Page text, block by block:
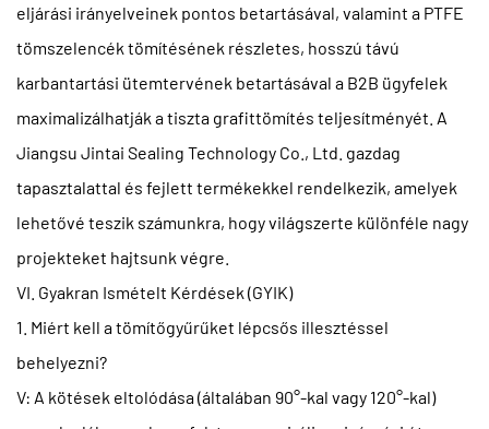
eljárási irányelveinek pontos betartásával, valamint a PTFE
tömszelencék tömítésének részletes, hosszú távú
karbantartási ütemtervének betartásával a B2B ügyfelek
maximalizálhatják a tiszta grafittömítés teljesítményét. A
Jiangsu Jintai Sealing Technology Co., Ltd. gazdag
tapasztalattal és fejlett termékekkel rendelkezik, amelyek
lehetővé teszik számunkra, hogy világszerte különféle nagy
projekteket hajtsunk végre.
VI. Gyakran Ismételt Kérdések (GYIK)
1. Miért kell a tömítőgyűrűket lépcsős illesztéssel
behelyezni?
V: A kötések eltolódása (általában 90°-kal vagy 120°-kal)